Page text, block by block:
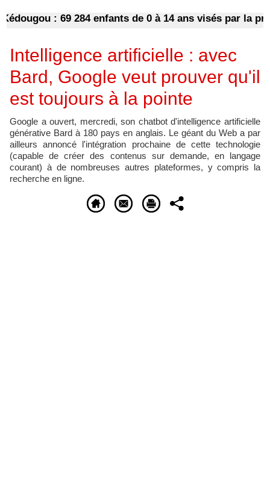
: 69 284 enfants de 0 à 14 ans visés par la
Intelligence artificielle : avec
Bard, Google veut prouver qu'il
est toujours à la pointe
Google a ouvert, mercredi, son chatbot d'intelligence artificielle
générative Bard à 180 pays en anglais. Le géant du Web a par
ailleurs annoncé l'intégration prochaine de cette technologie
(capable de créer des contenus sur demande, en langage
courant) à de nombreuses autres plateformes, y compris la
recherche en ligne.